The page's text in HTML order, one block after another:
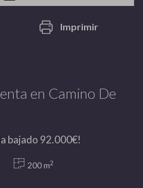
Imprimir
en Camino De
bajado 92.000€!
200 m2